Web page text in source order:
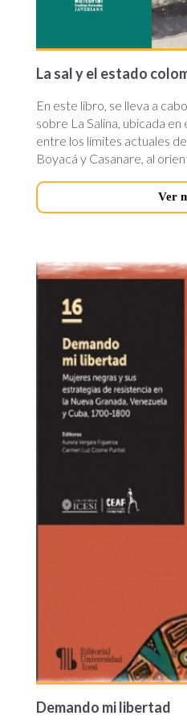
La sal y el estado
En este libro, se lleva a
sobre La Salina, ubicada
entre los límites actuales
Boyacá y Casanare, al
Ver
demando-
mi-
libertad.jpg
Demando mi libertad